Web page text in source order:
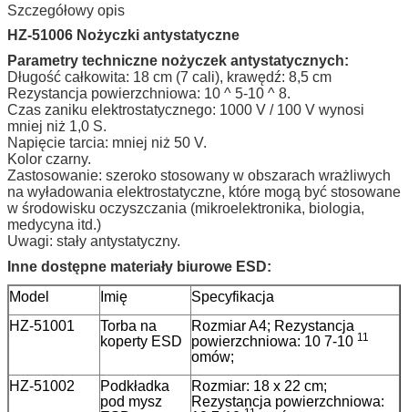
Szczegółowy opis
HZ-51006 Nożyczki antystatyczne
Parametry techniczne nożyczek antystatycznych:
Długość całkowita: 18 cm (7 cali), krawędź: 8,5 cm
Rezystancja powierzchniowa: 10 ^ 5-10 ^ 8.
Czas zaniku elektrostatycznego: 1000 V / 100 V wynosi
mniej niż 1,0 S.
Napięcie tarcia: mniej niż 50 V.
Kolor czarny.
Zastosowanie: szeroko stosowany w obszarach wrażliwych
na wyładowania elektrostatyczne, które mogą być stosowane
w środowisku oczyszczania (mikroelektronika, biologia,
medycyna itd.)
Uwagi: stały antystatyczny.
Inne dostępne materiały biurowe ESD:
Model
Imię
Specyfikacja
HZ-51001
Torba na
koperty ESD
Rozmiar A4; Rezystancja
powierzchniowa: 10 7-10 11
omów;
HZ-51002
Podkładka
pod mysz
Rozmiar: 18 x 22 cm;
Rezystancja powierzchniowa: